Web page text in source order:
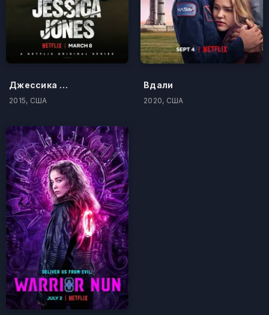
Джессика Джонс
2015, США
Вдали
2020, США